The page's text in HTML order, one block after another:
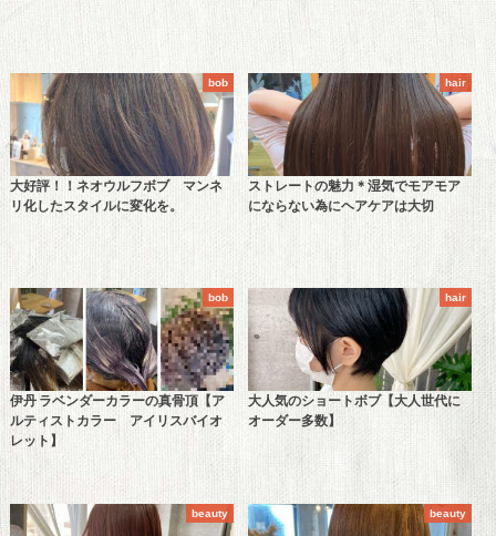
bob
大好評！！ネオウルフボブ マンネ
リ化したスタイルに変化を。
hair
ストレートの魅力＊湿気でモアモア
にならない為にヘアケアは大切
bob
伊丹 ラベンダーカラーの真骨頂【ア
ルティストカラー アイリスバイオ
レット】
hair
大人気のショートボブ【大人世代に
オーダー多数】
beauty beauty